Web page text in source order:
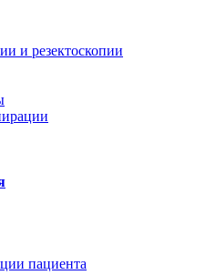
и резектоскопии
пациента